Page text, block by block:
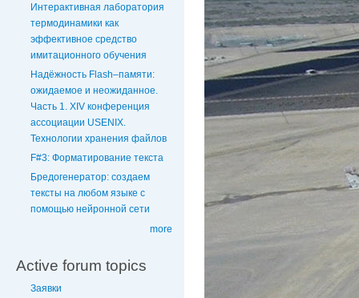
Интерактивная лаборатория
термодинамики как
эффективное средство
имитационного обучения
Надёжность Flash–памяти:
ожидаемое и неожиданное.
Часть 1. XIV конференция
ассоциации USENIX.
Технологии хранения файлов
F#3: Форматирование текста
Бредогенератор: создаем
тексты на любом языке с
помощью нейронной сети
more
Active forum topics
Заявки